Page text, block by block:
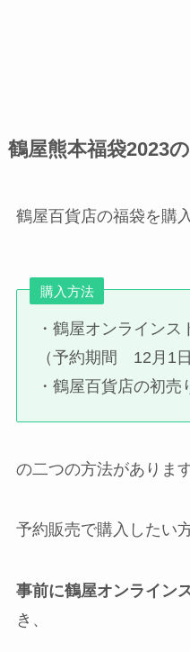
鶴屋熊本福袋2023
鶴屋百貨店の福袋を購
購入方法
・鶴屋オンラインス
（予約期間 12月1
・鶴屋百貨店の初売
の二つの方法があります
予約販売で購入したい方
事前に鶴屋オンライン
き、